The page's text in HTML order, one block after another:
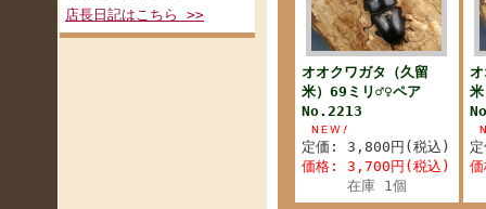
店長日記はこちら >>
オオクワガタ（久留
米）69ミリ♂♀ペア
No.2213
定価: 3,800円(税込)
価格: 3,700円(税込)
在庫 1個